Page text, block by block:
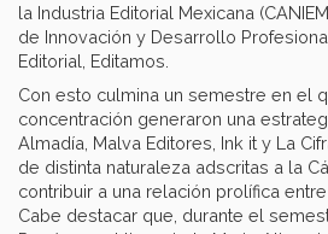
la Industria Editorial Mexicana
de Innovación y Desarrollo
Editorial, Editamos.
Con esto culmina un semestre en el
concentración generaron una
Almadía, Malva Editores, Ink it y La
de distinta naturaleza adscritas a la
contribuir a una relación prolífica
Cabe destacar que, durante el